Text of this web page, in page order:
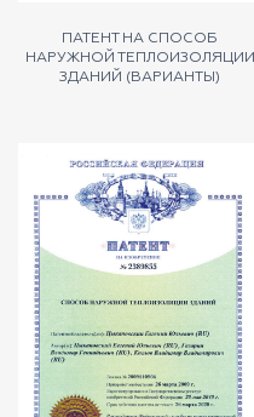
ПАТЕНТ НА СПОСОБ
НАРУЖНОЙ ТЕПЛОИЗОЛЯЦИИ
ЗДАНИЙ (ВАРИАНТЫ)